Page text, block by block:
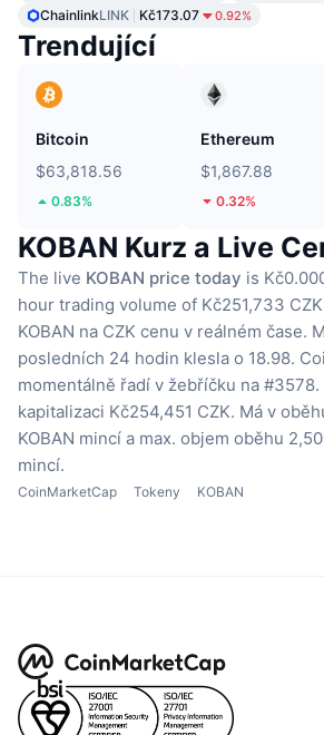
ChainlinkLINK Kč173.07 0.92%
Trendující
Bitcoin
$63,818.56
0.83%
Ethereum
$1,867.88
0.32%
KOBAN Kurz a Live
The live KOBAN price today is
hour trading volume of Kč251,733
KOBAN na CZK cenu v reálném čase.
posledních 24 hodin klesla o 18.98.
momentálně řadí v žebříčku na
kapitalizaci Kč254,451 CZK. Má v
KOBAN mincí a max. objem oběhu
mincí.
CoinMarketCap Tokeny KOBAN